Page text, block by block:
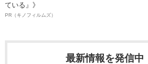
ている』》
PR（キノフィルムズ）
最新情報を発信中